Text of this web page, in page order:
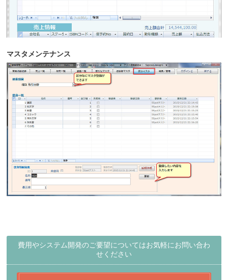
マスタメンテナンス
費用やシステム開発のご要望についてはお気軽にお問い合わ
せください